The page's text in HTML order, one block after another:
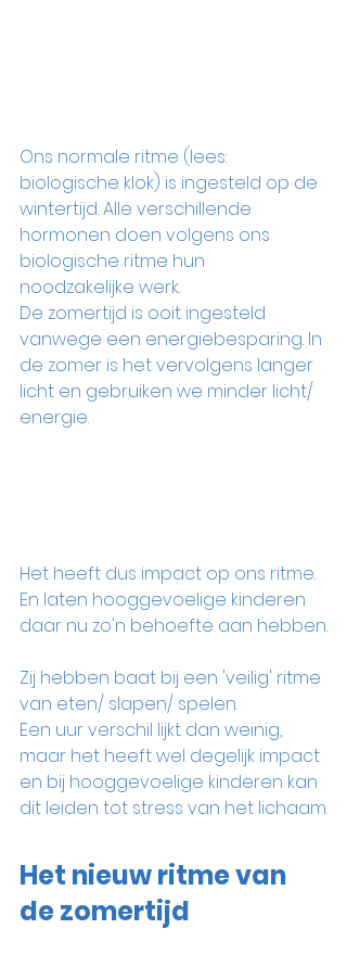
Ons normale ritme (lees:
biologische klok) is ingesteld op de
wintertijd. Alle verschillende
hormonen doen volgens ons
biologische ritme hun
noodzakelijke werk.
De zomertijd is ooit ingesteld
vanwege een energiebesparing. In
de zomer is het vervolgens langer
licht en gebruiken we minder licht/
energie.
Het heeft dus impact op ons ritme.
En laten hooggevoelige kinderen
daar nu zo'n behoefte aan hebben.
Zij hebben baat bij een 'veilig' ritme
van eten/ slapen/ spelen.
Een uur verschil lijkt dan weinig,
maar het heeft wel degelijk impact
en bij hooggevoelige kinderen kan
dit leiden tot stress van het lichaam.
Het nieuw ritme van
de zomertijd